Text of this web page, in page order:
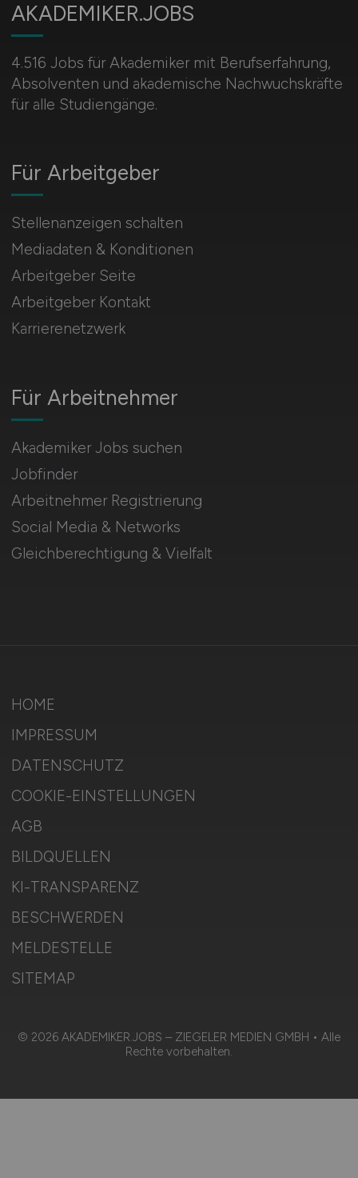
AKADEMIKER.JOBS
4.516 Jobs für Akademiker mit Berufserfahrung,
Absolventen und akademische Nachwuchskräfte
für alle Studiengänge.
Für Arbeitnehmer
Akademiker Jobs suchen
Jobfinder
Arbeitnehmer Registrierung
Social Media & Networks
Gleichberechtigung & Vielfalt
Für Arbeitgeber
Stellenanzeigen schalten
Mediadaten & Konditionen
Arbeitgeber Seite
Arbeitgeber Kontakt
Karrierenetzwerk
HOME
IMPRESSUM
DATENSCHUTZ
COOKIE-EINSTELLUNGEN
AGB
BILDQUELLEN
KI-TRANSPARENZ
BESCHWERDEN
MELDESTELLE
SITEMAP
© 2026 AKADEMIKER.JOBS – ZIEGELER MEDIEN GMBH • Alle
Rechte vorbehalten.